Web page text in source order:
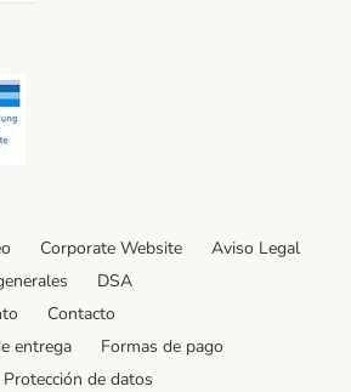
Corporate Website
Aviso Legal
DSA
Contacto
entrega
Formas de pago
Protección de datos